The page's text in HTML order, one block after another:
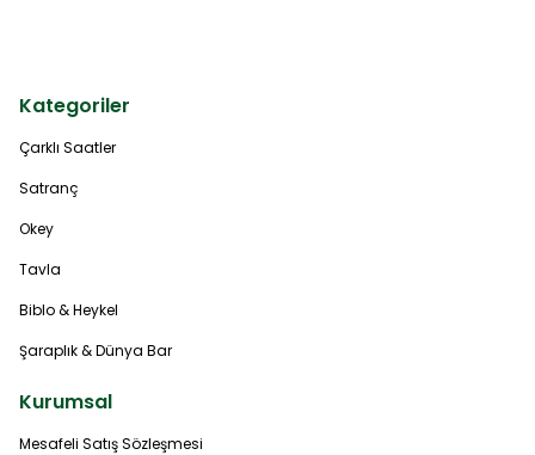
Kategoriler
Çarklı Saatler
Satranç
Okey
Tavla
Biblo & Heykel
Şaraplık & Dünya Bar
Kurumsal
Mesafeli Satış Sözleşmesi